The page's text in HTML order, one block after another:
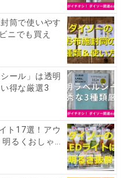
筒で使いやす
ニでも買え
ール」は透明
得な厳選3
ト17選！アウ
るくおしゃ...